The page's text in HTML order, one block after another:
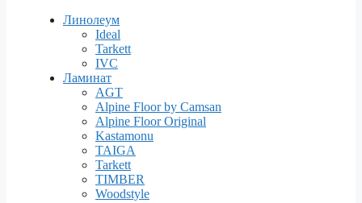
Линолеум
Ideal
Tarkett
IVC
Ламинат
AGT
Alpine Floor by Camsan
Alpine Floor Original
Kastamonu
TAIGA
Tarkett
TIMBER
Woodstyle